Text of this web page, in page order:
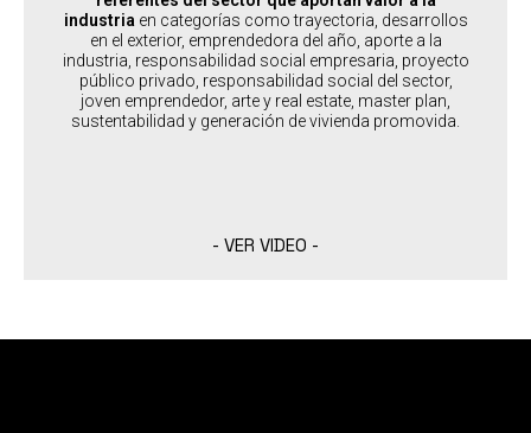
industriaen categorías como trayectoria, desarrollos
en el exterior, emprendedora del año, aporte a la
industria, responsabilidad social empresaria, proyecto
público privado, responsabilidad social del sector,
joven emprendedor, arte y real estate, master plan,
sustentabilidad y generación de vivienda promovida.
Argentina
SABER MÁS
- VER VIDEO -